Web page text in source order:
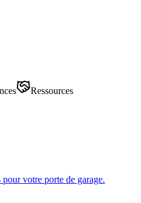
Ressources
pour votre porte de garage.